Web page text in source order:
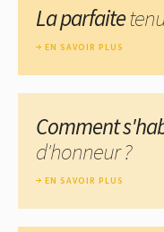
La parfaite
EN SAVOIR PLUS
Comment
d'honneur ?
EN SAVOIR PLUS